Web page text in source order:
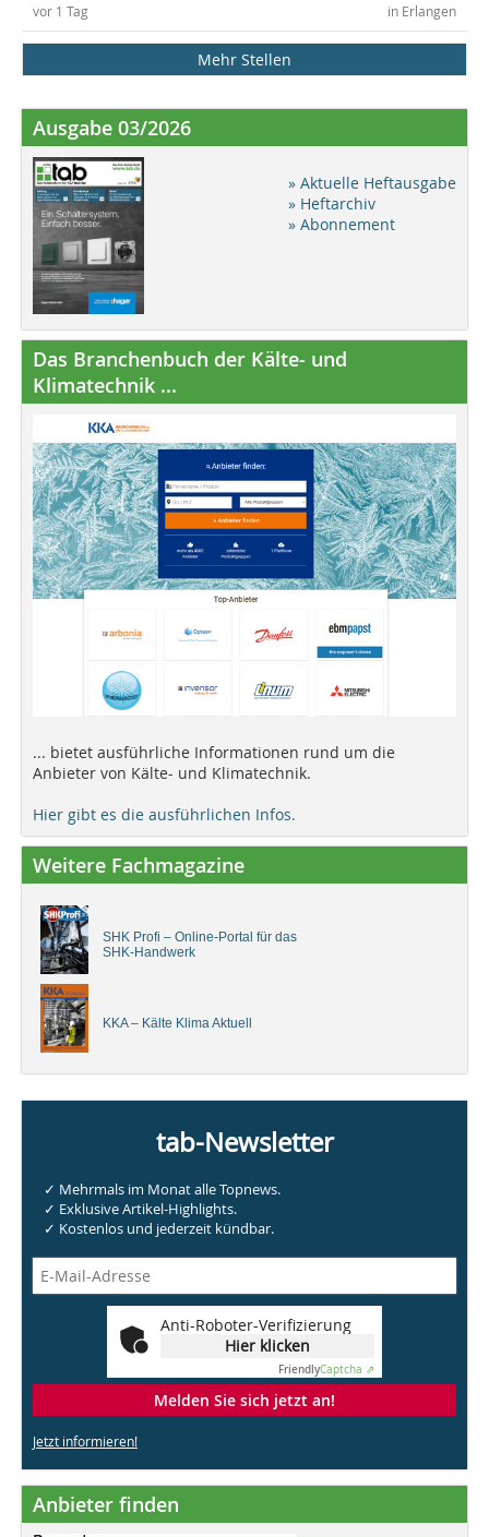
in Erlangen
vor 1 Tag
Mehr Stellen
Ausgabe 03/2026
» Aktuelle Heftausgabe
» Heftarchiv
» Abonnement
Das Branchenbuch der Kälte- und
Klimatechnik ...
... bietet ausführliche Informationen rund um die
Anbieter von Kälte- und Klimatechnik.
Hier gibt es die ausführlichen Infos.
Weitere Fachmagazine
SHK Profi – Online-Portal für das
SHK-Handwerk
KKA – Kälte Klima Aktuell
tab-Newsletter
✓ Mehrmals im Monat alle Topnews.
✓ Exklusive Artikel-Highlights.
✓ Kostenlos und jederzeit kündbar.
Anti-Roboter-Verifizierung
Hier klicken
FriendlyCaptcha ⇗
Melden Sie sich jetzt an!
Jetzt informieren!
Anbieter finden